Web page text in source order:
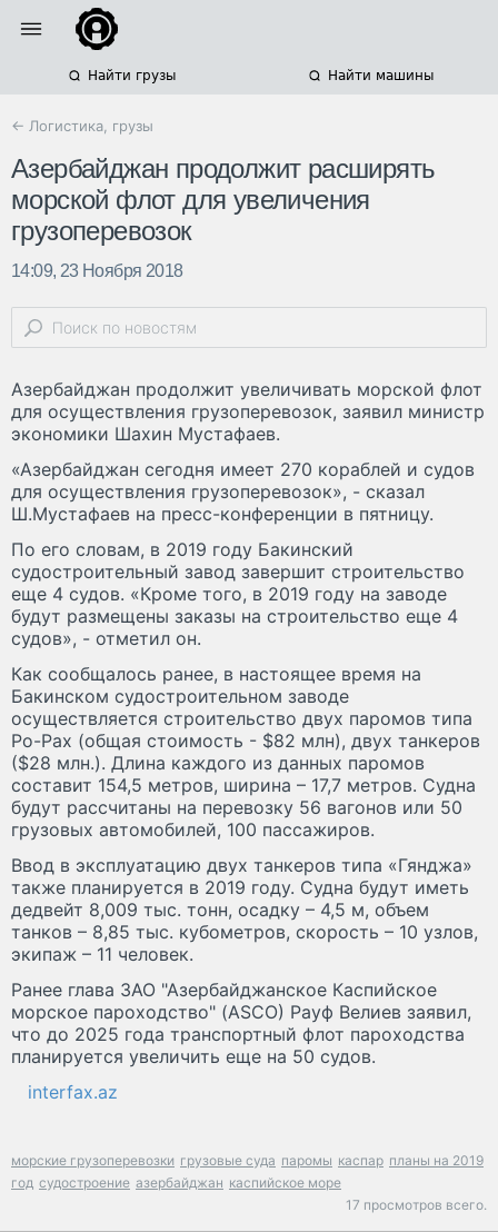
Найти грузы Найти машины
← Логистика, грузы
Азербайджан продолжит расширять
морской флот для увеличения
грузоперевозок
14:09, 23 Ноября 2018
Азербайджан продолжит увеличивать морской флот
для осуществления грузоперевозок, заявил министр
экономики Шахин Мустафаев.
«Азербайджан сегодня имеет 270 кораблей и судов
для осуществления грузоперевозок», - сказал
Ш.Мустафаев на пресс-конференции в пятницу.
По его словам, в 2019 году Бакинский
судостроительный завод завершит строительство
еще 4 судов. «Кроме того, в 2019 году на заводе
будут размещены заказы на строительство еще 4
судов», - отметил он.
Как сообщалось ранее, в настоящее время на
Бакинском судостроительном заводе
осуществляется строительство двух паромов типа
Po-Pax (общая стоимость - $82 млн), двух танкеров
($28 млн.). Длина каждого из данных паромов
составит 154,5 метров, ширина – 17,7 метров. Судна
будут рассчитаны на перевозку 56 вагонов или 50
грузовых автомобилей, 100 пассажиров.
Ввод в эксплуатацию двух танкеров типа «Гянджа»
также планируется в 2019 году. Судна будут иметь
дедвейт 8,009 тыс. тонн, осадку – 4,5 м, объем
танков – 8,85 тыс. кубометров, скорость – 10 узлов,
экипаж – 11 человек.
Ранее глава ЗАО "Азербайджанское Каспийское
морское пароходство" (ASCO) Рауф Велиев заявил,
что до 2025 года транспортный флот пароходства
планируется увеличить еще на 50 судов.
interfax.az
морские грузоперевозки грузовые суда паромы каспар планы на 2019
год судостроение азербайджан каспийское море
17 просмотров всего.